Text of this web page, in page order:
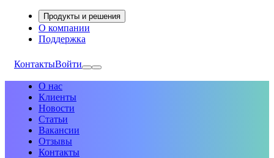
Продукты и решения
О компании
Поддержка
КонтактыВойти
О нас
Клиенты
Новости
Статьи
Вакансии
Отзывы
Контакты